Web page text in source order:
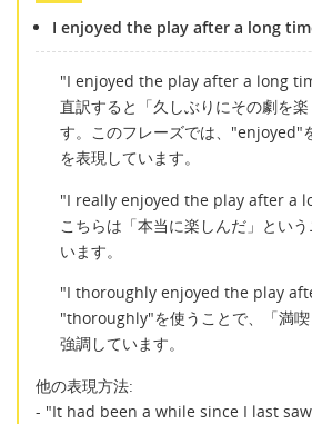
I enjoyed the play after a long
"I enjoyed the play after a long
直訳すると「久しぶりにその劇を
す。このフレーズでは、"enjoyed"
を表現しています。
"I really enjoyed the play after a
こちらは「本当に楽しんだ」とい
います。
"I thoroughly enjoyed the play
"thoroughly"を使うことで、「満
強調しています。
他の表現方法:
- "It had been a while since I last